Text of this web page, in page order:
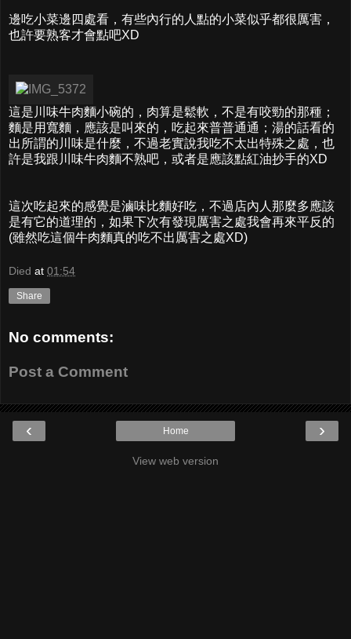
邊吃小菜邊四處看，有些內行的人點的小菜似乎都很厲害，
也許要熟客才會點吧XD
這是川味牛肉麵小碗的，肉算是鬆軟，不是有咬勁的那種；
麵是用寬麵，應該是叫來的，吃起來普普通通；湯的話看的
出所謂的川味是什麼，不過老實說我吃不太出特殊之處，也
許是我跟川味牛肉麵不熟吧，或者是應該點紅油抄手的XD
這次吃起來的感覺是滷味比麵好吃，不過店內人那麼多應該
是有它的道理的，如果下次有發現厲害之處我會再來平反的
(雖然吃這個牛肉麵真的吃不出厲害之處XD)
Died at 01:54
Share
No comments:
Post a Comment
‹ ›
Home
View web version